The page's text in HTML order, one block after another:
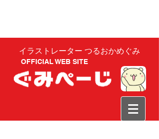
イラストレーター つるおかめぐみ
OFFICIAL WEB SITE